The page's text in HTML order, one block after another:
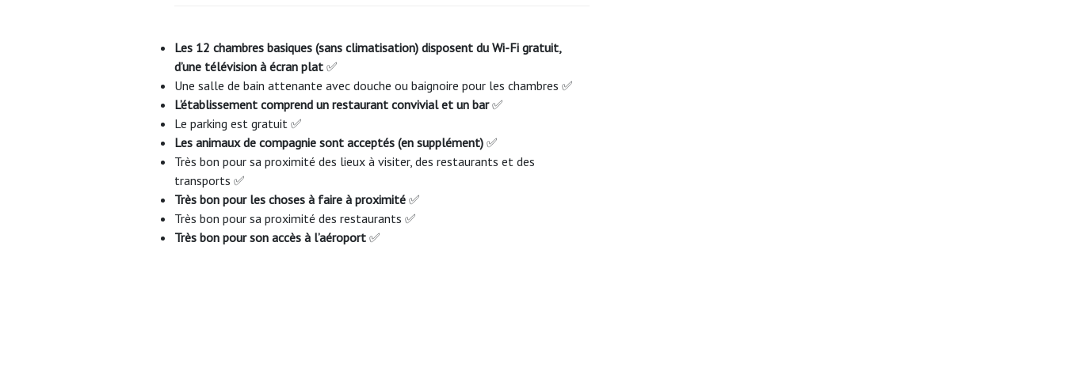
Les 12 chambres basiques (sans climatisation) disposent du Wi-Fi gratuit,
d’une télévision à écran plat ✅
Une salle de bain attenante avec douche ou baignoire pour les chambres ✅
L’établissement comprend un restaurant convivial et un bar✅
Le parking est gratuit ✅
Les animaux de compagnie sont acceptés (en supplément) ✅
Très bon pour sa proximité des lieux à visiter, des restaurants et des
transports ✅
Très bon pour les choses à faire à proximité ✅
Très bon pour sa proximité des restaurants ✅
Très bon pour son accès à l’aéroport ✅